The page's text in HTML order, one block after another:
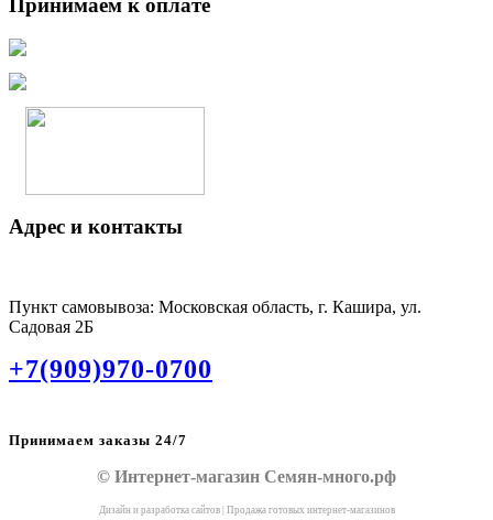
Принимаем к оплате
Адрес и контакты
Пункт самовывоза: Московская область, г. Кашира, ул.
Садовая 2Б
+7(909)970-0700
Принимаем заказы 24/7
© Интернет-магазин Семян-много.рф
Дизайн и разработка сайтов| Продажа готовых интернет-магазинов